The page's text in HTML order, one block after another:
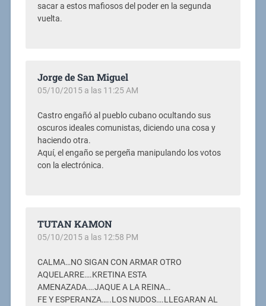
sacar a estos mafiosos del poder en la segunda
vuelta.
Jorge de San Miguel
05/10/2015 a las 11:25 AM
Castro engañó al pueblo cubano ocultando sus
oscuros ideales comunistas, diciendo una cosa y
haciendo otra.
Aquí, el engaño se pergeña manipulando los votos
con la electrónica.
TUTAN KAMON
05/10/2015 a las 12:58 PM
CALMA…NO SIGAN CON ARMAR OTRO
AQUELARRE….KRETINA ESTA
AMENAZADA….JAQUE A LA REINA…
FE Y ESPERANZA…..LOS NUDOS….LLEGARAN AL